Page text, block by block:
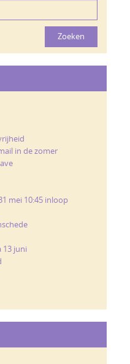
in de zomer
mei 10:45 inloop
13 juni